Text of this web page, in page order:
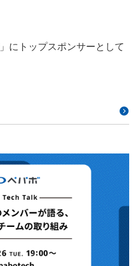
にトップスポンサーとして